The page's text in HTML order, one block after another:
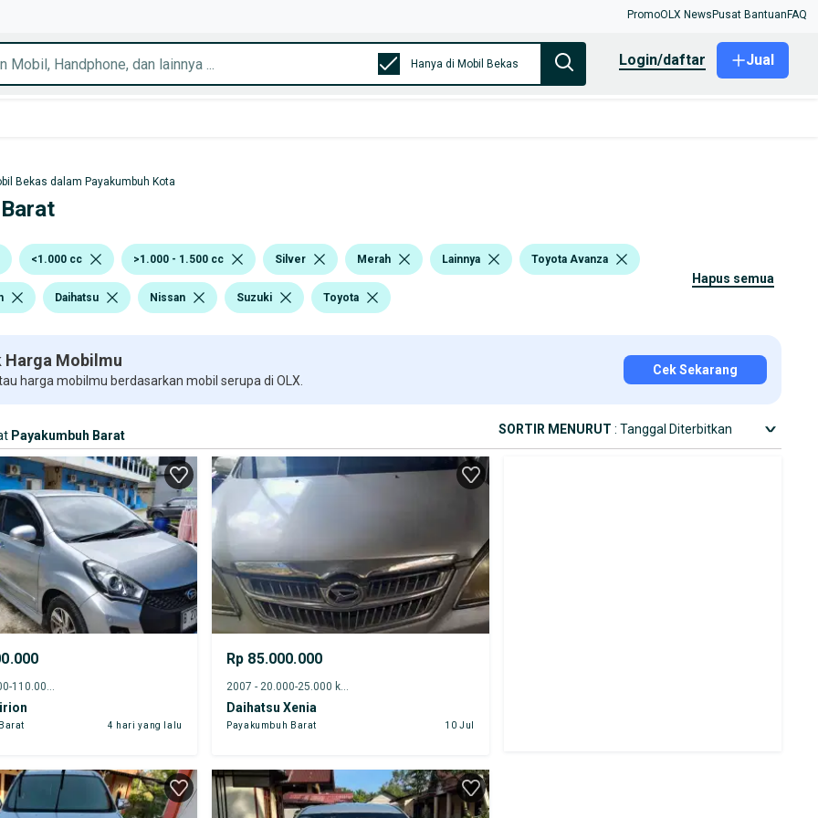
PromoOLX News Pusat Bantuan FAQ
Hanya di Mobil Bekas login/daftar Jual
Bekas dalam Payakumbuh Kota
<1.000 cc >1.000 - 1.500 cc Silver Merah Lainnya Toyota Avanza
Daihatsu Nissan Suzuki Toyota
hapus semua
Harga Mobilmu
harga mobilmu berdasarkan mobil serupa di OLX.
Cek Sekarang
Payakumbuh Barat SORTIR MENURUT : Tanggal Diterbitkan
4 hari yang lalu
Rp 85.000.000
2007 - 20.000-25.000 km
Daihatsu Xenia
Payakumbuh Barat 10 Jul